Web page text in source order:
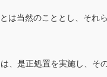
は当然のこととし、それ
、是正処置を実施し、そ